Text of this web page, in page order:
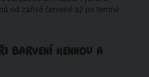
od zářivě červené až po temně
BARVENÍ HENNOU A